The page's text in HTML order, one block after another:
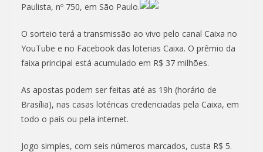
Paulista, nº 750, em São Paulo.
O sorteio terá a transmissão ao vivo pelo canal Caixa no
YouTube e no Facebook das loterias Caixa. O prêmio da
faixa principal está acumulado em R$ 37 milhões.
As apostas podem ser feitas até as 19h (horário de
Brasília), nas casas lotéricas credenciadas pela Caixa, em
todo o país ou pela internet.
Jogo simples, com seis números marcados, custa R$ 5.